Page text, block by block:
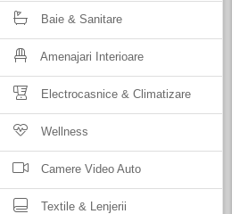
Baie & Sanitare
Amenajari Interioare
Electrocasnice & Climatizare
Wellness
Camere Video Auto
Textile & Lenjerii